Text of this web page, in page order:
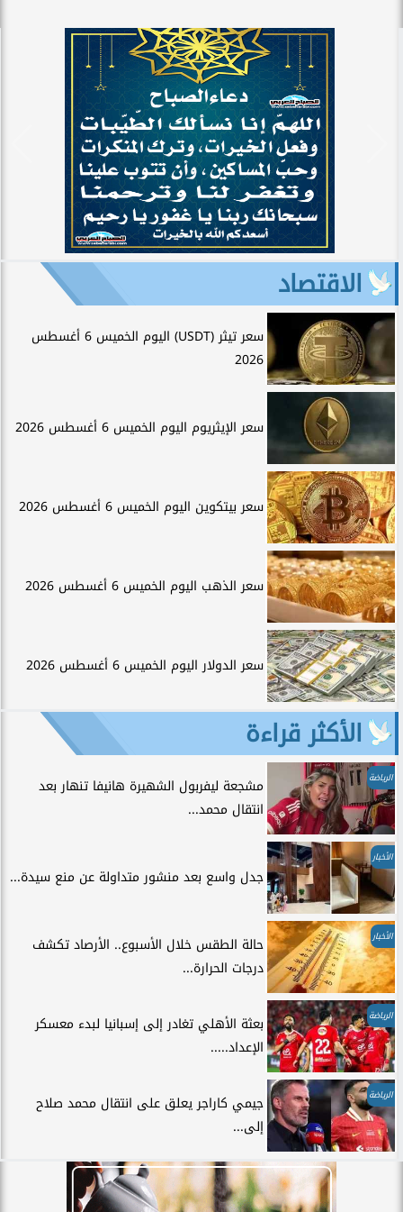
الاقتصاد
سعر تيثر (USDT) اليوم الخميس 6 أغسطس
2026
سعر الإيثريوم اليوم الخميس 6 أغسطس 2026
سعر بيتكوين اليوم الخميس 6 أغسطس 2026
سعر الذهب اليوم الخميس 6 أغسطس 2026
سعر الدولار اليوم الخميس 6 أغسطس 2026
الأكثر قراءة
الرياضة
مشجعة ليفربول الشهيرة هانيفا تنهار بعد
انتقال محمد...
الأخبار
جدل واسع بعد منشور متداولة عن منع سيدة...
الأخبار
حالة الطقس خلال الأسبوع.. الأرصاد تكشف
درجات الحرارة...
الرياضة
بعثة الأهلي تغادر إلى إسبانيا لبدء معسكر
الإعداد.....
الرياضة
جيمي كاراجر يعلق على انتقال محمد صلاح
إلى...